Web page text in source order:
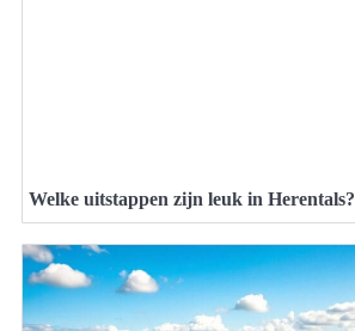
Welke uitstappen zijn leuk in Herentals?